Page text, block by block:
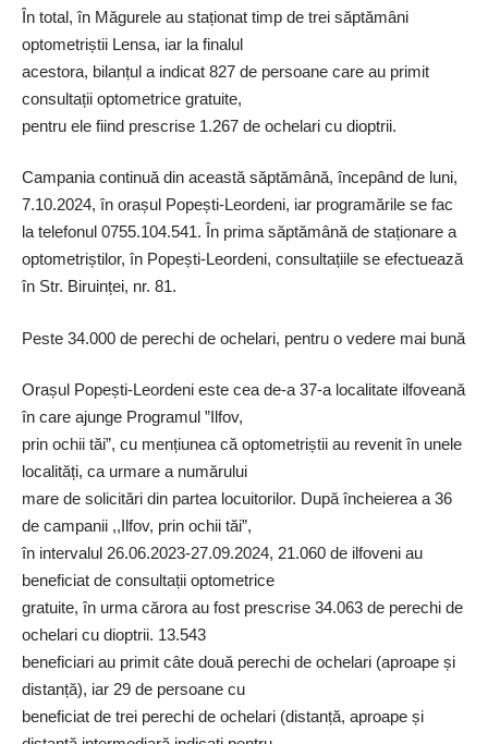
În total, în Măgurele au staționat timp de trei săptămâni
optometriștii Lensa, iar la finalul
acestora, bilanțul a indicat 827 de persoane care au primit
consultații optometrice gratuite,
pentru ele fiind prescrise 1.267 de ochelari cu dioptrii.
Campania continuă din această săptămână, începând de luni,
7.10.2024, în orașul Popești-Leordeni, iar programările se fac
la telefonul 0755.104.541. În prima săptămână de staționare a
optometriștilor, în Popești-Leordeni, consultațiile se efectuează
în Str. Biruinței, nr. 81.
Peste 34.000 de perechi de ochelari, pentru o vedere mai bună
Orașul Popești-Leordeni este cea de-a 37-a localitate ilfoveană
în care ajunge Programul ”Ilfov,
prin ochii tăi”, cu mențiunea că optometriștii au revenit în unele
localități, ca urmare a numărului
mare de solicitări din partea locuitorilor. După încheierea a 36
de campanii ,,Ilfov, prin ochii tăi”,
în intervalul 26.06.2023-27.09.2024, 21.060 de ilfoveni au
beneficiat de consultații optometrice
gratuite, în urma cărora au fost prescrise 34.063 de perechi de
ochelari cu dioptrii. 13.543
beneficiari au primit câte două perechi de ochelari (aproape și
distanță), iar 29 de persoane cu
beneficiat de trei perechi de ochelari (distanță, aproape și